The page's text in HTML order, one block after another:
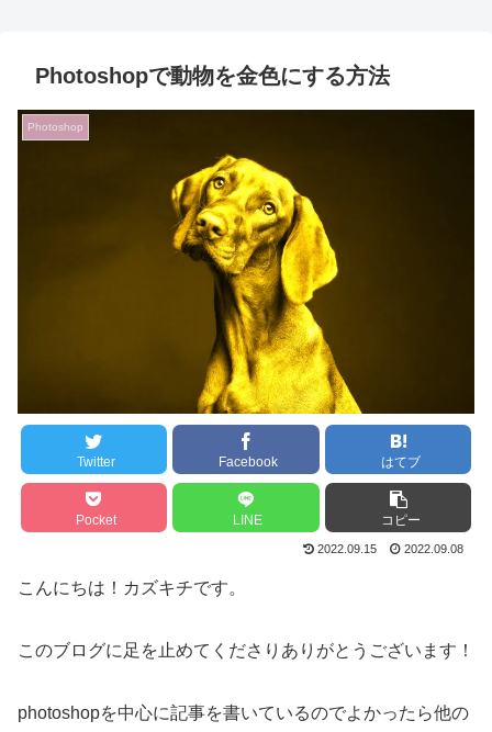
Photoshopで動物を金色にする方法
Photoshop
Twitter Facebook はてブ
Pocket LINE コピー
2022.09.15 2022.09.08
こんにちは！カズキチです。
このブログに足を止めてくださりありがとうございます！
photoshopを中心に記事を書いているのでよかったら他の